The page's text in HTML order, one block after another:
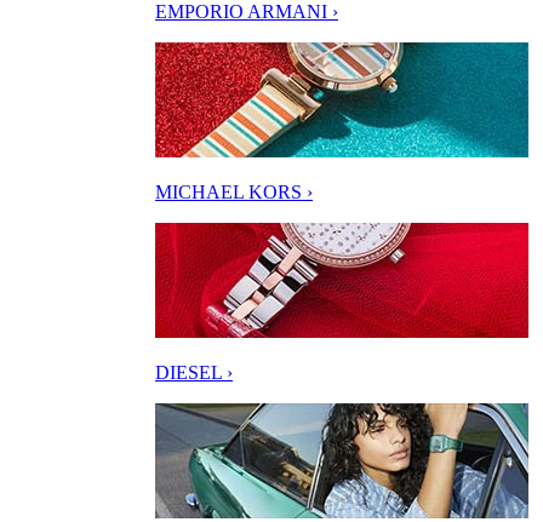
EMPORIO ARMANI ›
MICHAEL KORS ›
DIESEL ›